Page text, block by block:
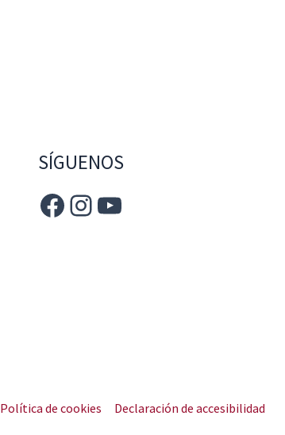
SÍGUENOS
Política de cookies Declaración de accesibilidad